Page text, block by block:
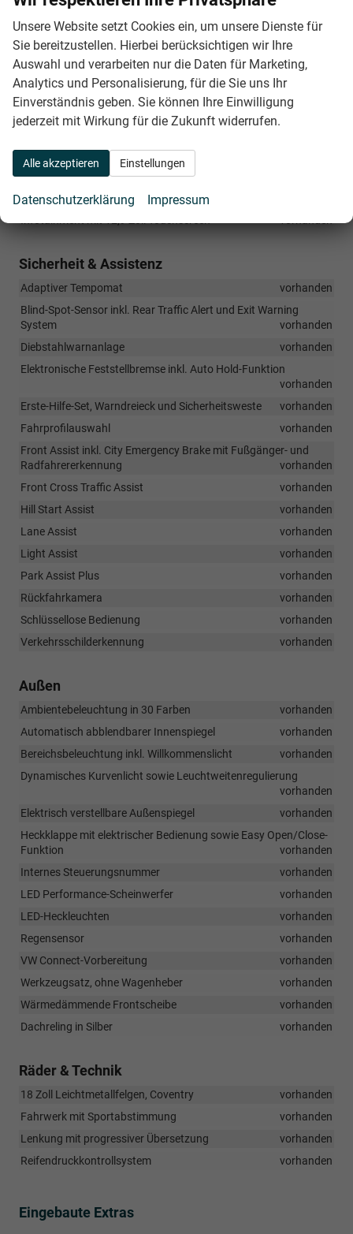
Vordersitze mit elektrisch verstellbarer Lendenstütze
vorhanden
Vordersitze mit Höheneinstellung
vorhanden
Vordersitze, beheizbar
vorhanden
Infotainment & Kommunikation
DAB+
Erweiterte Müdigkeitserkennung
Sicherheit & Assistenz
Adaptiver Tempomat
vorhanden
Blind-Spot-Sensor inkl. Rear Traffic Alert und Exit Warning
System
vorhanden
Diebstahlwarnanlage
vorhanden
Elektronische Feststellbremse inkl. Auto Hold-Funktion
vorhanden
Erste-Hilfe-Set, Warndreieck und Sicherheitsweste
vorhanden
Fahrprofilauswahl
vorhanden
Front Assist inkl. City Emergency Brake mit Fußgänger- und
Radfahrererkennung
vorhanden
Front Cross Traffic Assist
vorhanden
Hill Start Assist
vorhanden
Lane Assist
vorhanden
Light Assist
vorhanden
Park Assist Plus
vorhanden
Rückfahrkamera
vorhanden
Schlüssellose Bedienung
vorhanden
Verkehrsschilderkennung
vorhanden
Außen
Ambientebeleuchtung in 30 Farben
vorhanden
Automatisch abblendbarer Innenspiegel
vorhanden
Bereichsbeleuchtung inkl. Willkommenslicht
vorhanden
Dynamisches Kurvenlicht sowie Leuchtweitenregulierung
vorhanden
Elektrisch verstellbare Außenspiegel
vorhanden
Heckklappe mit elektrischer Bedienung sowie Easy Open/Close-
Funktion
vorhanden
Internes Steuerungsnummer
vorhanden
LED Performance-Scheinwerfer
vorhanden
LED-Heckleuchten
vorhanden
Regensensor
vorhanden
VW Connect-Vorbereitung
vorhanden
Werkzeugsatz, ohne Wagenheber
vorhanden
Wärmedämmende Frontscheibe
vorhanden
Dachreling in Silber
vorhanden
Räder & Technik
18 Zoll Leichtmetallfelgen, Coventry
vorhanden
Fahrwerk mit Sportabstimmung
vorhanden
Lenkung mit progressiver Übersetzung
vorhanden
Reifendruckkontrollsystem
vorhanden
Eingebaute Extras
Unsere Website setzt Cookies ein, um unsere Dienste für
Sie bereitzustellen. Hierbei berücksichtigen wir Ihre
Auswahl und verarbeiten nur die Daten für Marketing,
Analytics und Personalisierung, für die Sie uns Ihr
Einverständnis geben. Sie können Ihre Einwilligung
jederzeit mit Wirkung für die Zukunft widerrufen.
Alle akzeptieren Einstellungen
Datenschutzerklärung Impressum